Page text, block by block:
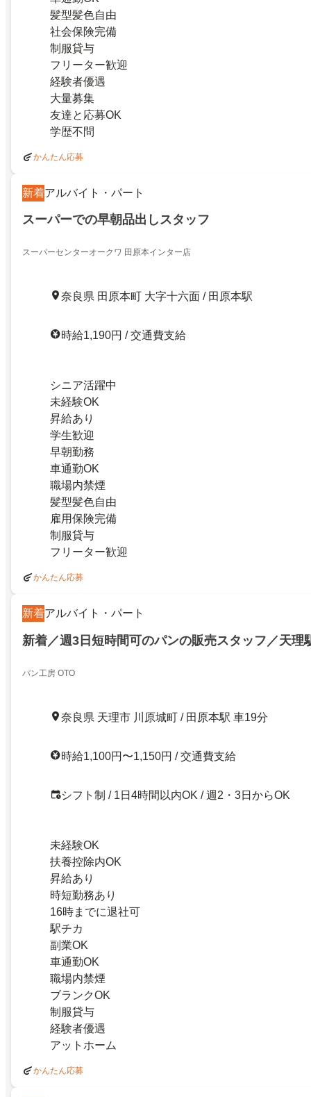
髪型髪色自由
社会保険完備
制服貸与
フリーター歓迎
経験者優遇
大量募集
友達と応募OK
学歴不問
かんたん応募
新着アルバイト・パート
スーパーでの早朝品出しスタッフ
スーパーセンターオークワ 田原本インター店
奈良県 田原本町 大字十六面 / 田原本駅
時給1,190円 / 交通費支給
シニア活躍中
未経験OK
昇給あり
学生歓迎
早朝勤務
車通勤OK
職場内禁煙
髪型髪色自由
雇用保険完備
制服貸与
フリーター歓迎
かんたん応募
新着アルバイト・パート
新着／週3日短時間可のパンの販売スタッフ／天理
パン工房 OTO
奈良県 天理市 川原城町 / 田原本駅 車19分
時給1,100円〜1,150円 / 交通費支給
シフト制 / 1日4時間以内OK / 週2・3日からOK
未経験OK
扶養控除内OK
昇給あり
時短勤務あり
16時までに退社可
駅チカ
副業OK
車通勤OK
職場内禁煙
ブランクOK
制服貸与
経験者優遇
アットホーム
かんたん応募